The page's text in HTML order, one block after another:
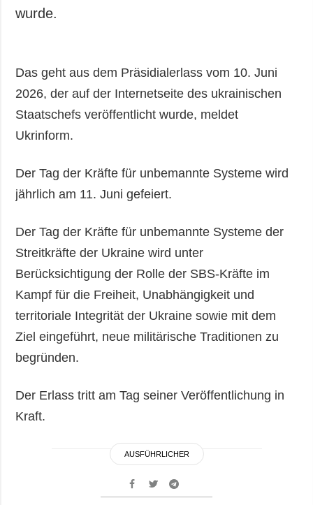
wurde.
Das geht aus dem Präsidialerlass vom 10. Juni
2026, der auf der Internetseite des ukrainischen
Staatschefs veröffentlicht wurde, meldet
Ukrinform.
Der Tag der Kräfte für unbemannte Systeme wird
jährlich am 11. Juni gefeiert.
Der Tag der Kräfte für unbemannte Systeme der
Streitkräfte der Ukraine wird unter
Berücksichtigung der Rolle der SBS-Kräfte im
Kampf für die Freiheit, Unabhängigkeit und
territoriale Integrität der Ukraine sowie mit dem
Ziel eingeführt, neue militärische Traditionen zu
begründen.
Der Erlass tritt am Tag seiner Veröffentlichung in
Kraft.
AUSFÜHRLICHER